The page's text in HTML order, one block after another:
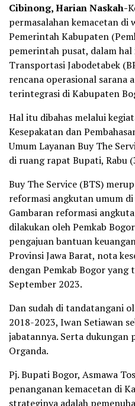
Cibinong, Harian Naskah-
permasalahan kemacetan di
Pemerintah Kabupaten
pemerintah pusat, dalam
Transportasi Jabodetabek
rencana operasional sarana
terintegrasi di Kabupaten
Hal itu dibahas melalui
Kesepakatan dan
Umum Layanan Buy The
di ruang rapat Bupati, Rabu
Buy The Service (BTS)
reformasi angkutan umum
Gambaran reformasi
dilakukan oleh Pemkab
pengajuan bantuan
Provinsi Jawa Barat, nota
dengan Pemkab Bogor yang
September 2023.
Dan sudah di tandatangani
2018-2023, Iwan Setiawan
jabatannya. Serta dukungan
Organda.
Pj. Bupati Bogor, Asmawa
penanganan kemacetan di
strateginya adalah